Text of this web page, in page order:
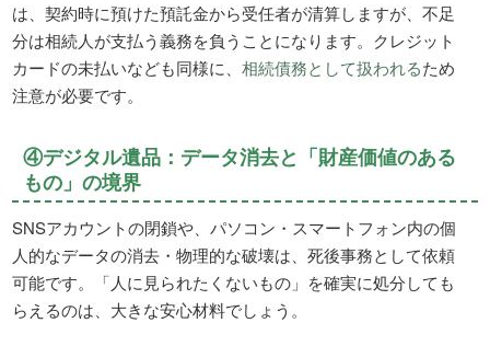
は、契約時に預けた預託金から受任者が清算しますが、不足
分は相続人が支払う義務を負うことになります。クレジット
カードの未払いなども同様に、相続債務として扱われるため
注意が必要です。
④デジタル遺品：データ消去と「財産価値のある
もの」の境界
SNSアカウントの閉鎖や、パソコン・スマートフォン内の個
人的なデータの消去・物理的な破壊は、死後事務として依頼
可能です。「人に見られたくないもの」を確実に処分しても
らえるのは、大きな安心材料でしょう。